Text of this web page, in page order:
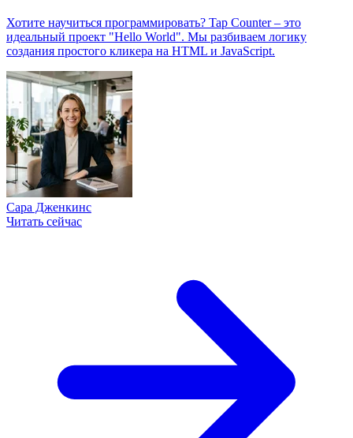
Хотите научиться программировать? Tap Counter – это
идеальный проект "Hello World". Мы разбиваем логику
создания простого кликера на HTML и JavaScript.
Сара Дженкинс
Читать сейчас